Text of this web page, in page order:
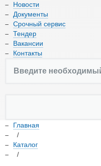
Вакансии
Контакты
8 (800) 550-66-17
Доставка по всей России
Новости
Документы
Срочный сервис
Тендер
Вакансии
Контакты
Главная
/
Каталог
/